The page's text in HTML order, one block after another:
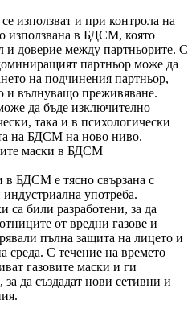
използват и при контрола на
използвана в БДСМ, която
и доверие между партньорите. С
партньор може да
на подчинения партньор,
и вълнуващо преживяване.
да бъде изключително
така и в психологически
на БДСМ на ново ниво.
маски в БДСМ
в БДСМ е тясно свързана с
употреба.
са били разработени, за да
от вредни газове и
пълна защита на лицето и
среда. С течение на времето
газовите маски и ги
да създадат нови сетивни и